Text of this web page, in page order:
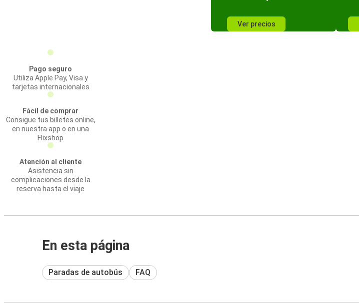
Ver precios
Pago seguro
Utiliza Apple Pay, Visa y
tarjetas internacionales
Fácil de comprar
Consigue tus billetes online,
en nuestra app o en una
Flixshop
Atención al cliente
Asistencia sin
complicaciones desde la
reserva hasta el viaje
En esta página
Paradas de autobús FAQ